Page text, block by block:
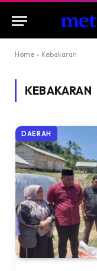
Home » Kebakaran
KEBAKARAN
DAERAH